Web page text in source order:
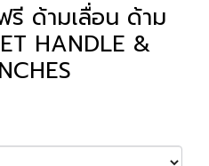
ด้ามเลื่อน ด้าม
HANDLE &